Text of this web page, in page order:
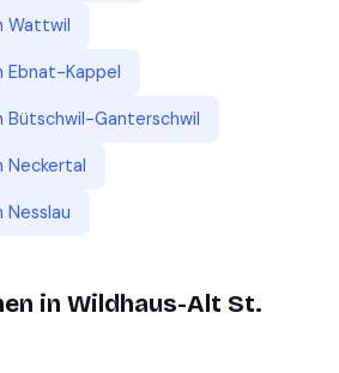
Wattwil
Ebnat-Kappel
Bütschwil-Ganterschwil
Neckertal
Nesslau
in Wildhaus-Alt St.